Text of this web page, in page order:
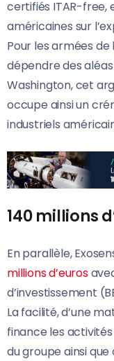
certifiés ITAR-free,
américaines sur
Pour les armées de
dépendre des
Washington, cet
occupe ainsi un
industriels
140 millions
En parallèle,
millions d’euros
d’investissement
La facilité, d’une
finance les
du groupe ainsi